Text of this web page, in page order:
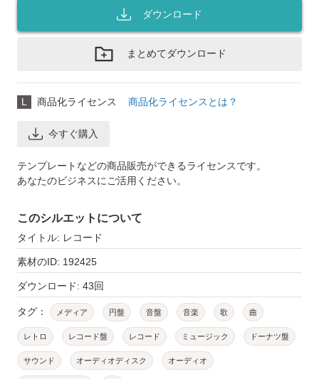
ダウンロード
まとめてダウンロード
L 商品化ライセンス 商品化ライセンスとは？
今すぐ購入
テンプレートなどの商品販売ができるライセンスです。
あなたのビジネスにご活用ください。
このシルエットについて
タイトル: レコード
素材のID: 192425
ダウンロード: 43回
タグ： メディア 円盤 音盤 音楽 歌 曲
レトロ レコード盤 レコード ミュージック ドーナツ盤
サウンド オーディオディスク オーディオ